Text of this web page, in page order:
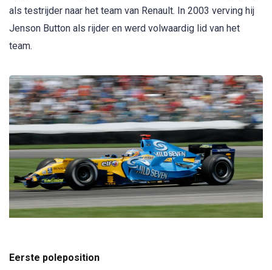
als testrijder naar het team van Renault. In 2003 verving hij
Jenson Button als rijder en werd volwaardig lid van het
team.
Eerste poleposition